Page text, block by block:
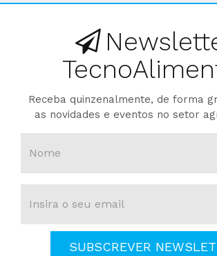
Receba quinzenalmente, de forma
as novidades e eventos no setor
SUBSCREVER